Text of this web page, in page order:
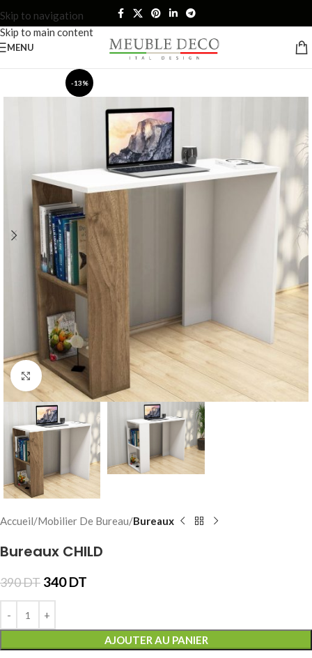
Skip to navigation
Skip to main content
MENU
-13%
Click to enlarge
Accueil Mobilier De Bureau Bureaux
Bureaux CHILD
390DT 340DT
AJOUTER AU PANIER